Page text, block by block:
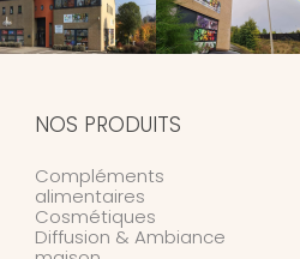
NOS PRODUITS
Compléments
alimentaires
Cosmétiques
Diffusion & Ambiance